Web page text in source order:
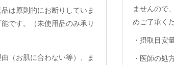
は原則的にお断りしていま
です。（未使用品のみ承り
（お肌に合わない等）、ま
ませんので
めご了承く
・摂取目安
・医師の処